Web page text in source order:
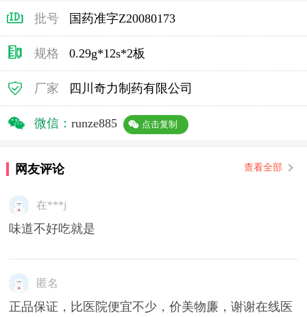
批号 国药准字Z20080173
规格 0.29g*12s*2板
厂家 四川奇力制药有限公司
微信： runze885 点击复制
网友评论 查看全部
在***j
味道不好吃就是
匿名
正品保证，比医院便宜不少，价美物廉，谢谢在线医